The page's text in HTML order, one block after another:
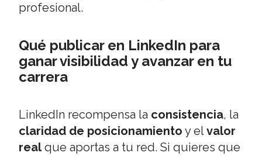
profesional.
Qué publicar en LinkedIn para
ganar visibilidad y avanzar en tu
carrera
LinkedIn recompensa la consistencia, la
claridad de posicionamiento y elvalor
realque aportas a tu red. Si quieres que